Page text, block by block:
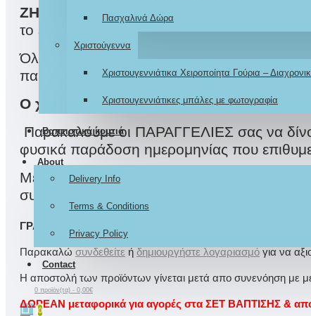
Πασχαλινά Δώρα
Χριστούγεννα
Χριστουγεννιάτικα Χειροποίητα Γούρια –
Χριστουγεννιάτικες μπάλες με φωτογραφία
Βαπτιστικά κουτιά
About
Delivery Info
Terms & Conditions
Privacy Policy
Contact
0 προϊόν(τα) - 0,00€
0
ΖΗΤΗΣΤΕ μας… ναΣΧΕΔΙΑΖΟΥΜΕ
το έχετε ονειρευτεί.
Όλα μας τα προϊόντα είναι ΧΕΙΡΟΠΟΙΗΤΑ
παραγγελίας.
Ο χρόνος ετοιμασίας τους διαφέρει
Παρακαλούμε οι ΠΑΡΑΓΓΕΛΙΕΣ σας να
φυσικά παράδοση ημερομηνίας που
Με την ολοκλήρωση της παραγγελίας σας,
συνδυασμού και σας ενημερώνουμε για το
ΓΡΆΨΤΕ ΜΙΑ ΑΞΙΟΛΌΓΗΣΗ
Παρακαλώ συνδεθείτε ή δημιουργήστε λογαριασμό για να
Η αποστολή των προϊόντων γίνεται μετά απο συνενόηση με
ΔΩΡΕΑΝ μεταφορικά για αγορές στα ΣΕΤ ΒΑΠΤΙΣΗΣ &